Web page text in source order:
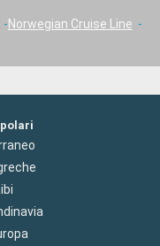
Norwegian Cruise Line